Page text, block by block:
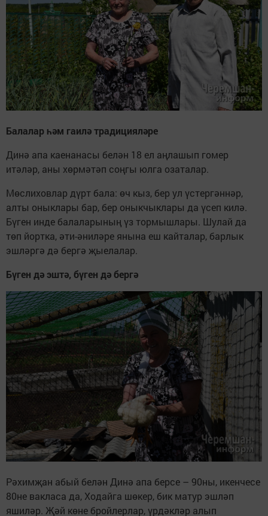
Балалар һәм гаилә традицияләре
Динә апа каенанасы белән 18 ел аңлашып гомер
итәләр, аны хөрмәтәп соңгы юлга озаталар.
Мөслиховлар дүрт бала: өч кыз, бер ул үстергәннәр,
алты оныклары бар, бер оныкчыклары да үсеп килә.
Бүген инде балаларының үз тормышлары. Шулай да
төп йортка, әти-әниләре янына еш кайталар, барлык
эшләргә дә бергә җыелалар.
Бүген дә эштә, бүген дә бергә
Рәхимҗан абый белән Динә апа берсе – 90ны, икенчесе
80не вакласа да, Ходайга шөкер, бик матур эшләп
яшиләр. Җәй көне бройлерлар, үрдәкләр алып